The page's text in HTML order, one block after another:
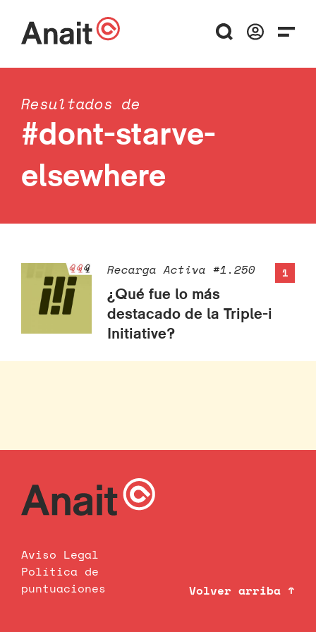
Resultados de
#dont-starve-
elsewhere
1
Recarga Activa #1.250
¿Qué fue lo más
destacado de la Triple-i
Initiative?
Aviso Legal
Política de
puntuaciones
Volver arriba ↑